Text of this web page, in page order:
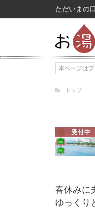
ただいまの
本ページは
トップ
受付中
春休みに
ゆっくり